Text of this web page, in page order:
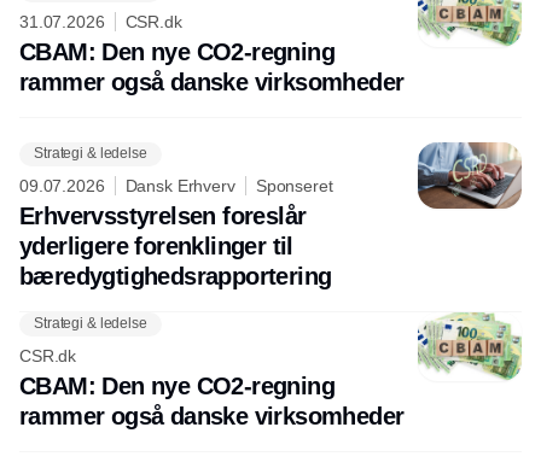
31.07.2026 CSR.dk
CBAM: Den nye CO2-regning
rammer også danske virksomheder
Strategi & ledelse
09.07.2026 Dansk Erhverv Sponseret
Erhvervsstyrelsen foreslår
yderligere forenklinger til
bæredygtighedsrapportering
Strategi & ledelse
CSR.dk
CBAM: Den nye CO2-regning
rammer også danske virksomheder